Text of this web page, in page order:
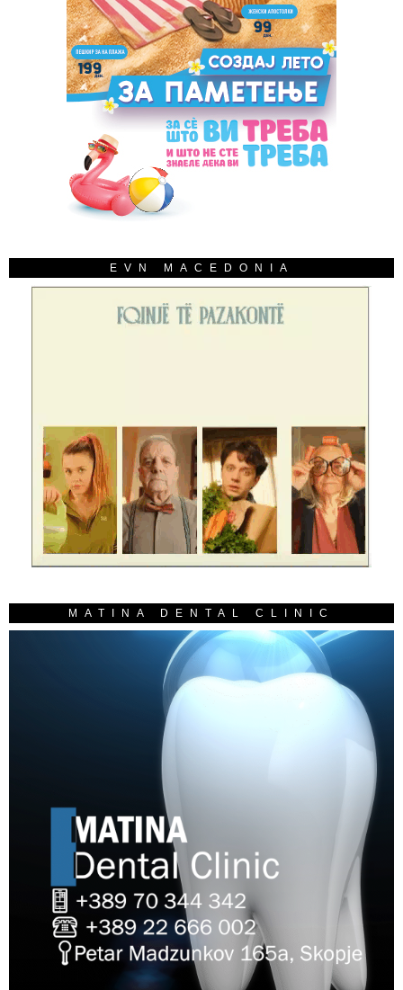
EVN MACEDONIA
MATINA DENTAL CLINIC